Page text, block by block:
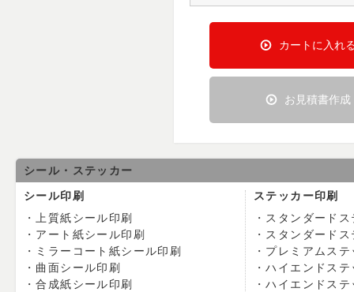
お見積書作成
カートに入れ
シール・ステッカー
シール印刷
上質紙シール印刷
アート紙シール印刷
ミラーコート紙シール印刷
曲面シール印刷
合成紙シール印刷
ステッカー印刷
スタンダード
スタンダード
プレミアムステ
ハイエンドステ
ハイエンドス